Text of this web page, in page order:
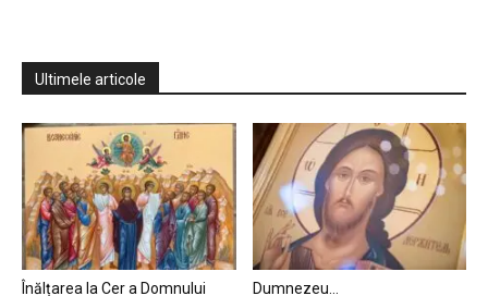
Ultimele articole
Înălțarea la Cer a Domnului
Dumnezeu…